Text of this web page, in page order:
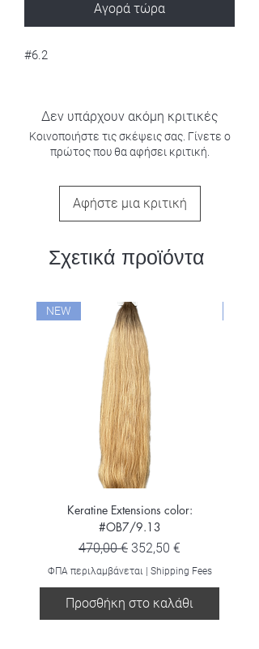
Αγορά τώρα
#6.2
Δεν υπάρχουν ακόμη κριτικές
Κοινοποιήστε τις σκέψεις σας. Γίνετε ο
πρώτος που θα αφήσει κριτική.
Αφήστε μια κριτική
Σχετικά προϊόντα
NEW
Keratine Extensions color:
#OB7/9.13
Κανονική τιμή
470,00 € Τιμή Έκπτωσης
352,50 €
ΦΠΑ περιλαμβάνεται| Shipping Fees
Προσθήκη στο καλάθι